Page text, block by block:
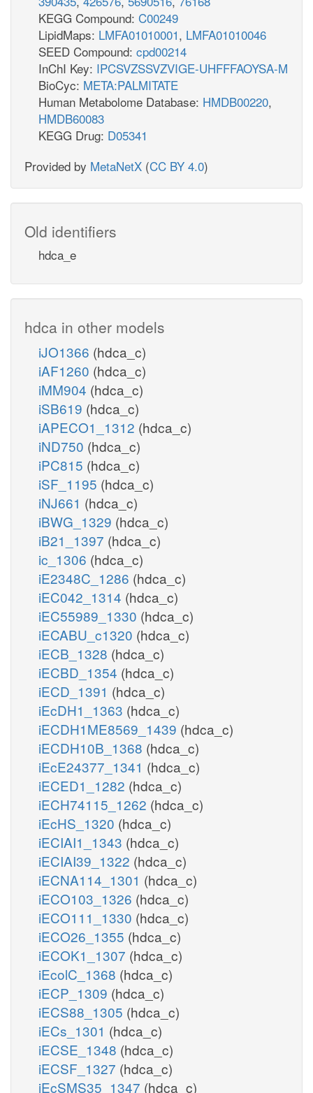
KEGG Compound: C00249
LipidMaps: LMFA01010001, LMFA01010046
SEED Compound: cpd00214
InChI Key: IPCSVZSSVZVIGE-UHFFFAOYSA-M
BioCyc: META:PALMITATE
Human Metabolome Database: HMDB00220,
HMDB60083
KEGG Drug: D05341
Provided by MetaNetX (CC BY 4.0)
Old identifiers
hdca_e
hdca in other models
iJO1366 (hdca_c)
iAF1260 (hdca_c)
iMM904 (hdca_c)
iSB619 (hdca_c)
iAPECO1_1312 (hdca_c)
iND750 (hdca_c)
iPC815 (hdca_c)
iSF_1195 (hdca_c)
iNJ661 (hdca_c)
iBWG_1329 (hdca_c)
iB21_1397 (hdca_c)
ic_1306 (hdca_c)
iE2348C_1286 (hdca_c)
iEC042_1314 (hdca_c)
iEC55989_1330 (hdca_c)
iECABU_c1320 (hdca_c)
iECB_1328 (hdca_c)
iECBD_1354 (hdca_c)
iECD_1391 (hdca_c)
iEcDH1_1363 (hdca_c)
iECDH1ME8569_1439 (hdca_c)
iECDH10B_1368 (hdca_c)
iEcE24377_1341 (hdca_c)
iECED1_1282 (hdca_c)
iECH74115_1262 (hdca_c)
iEcHS_1320 (hdca_c)
iECIAI1_1343 (hdca_c)
iECIAI39_1322 (hdca_c)
iECNA114_1301 (hdca_c)
iECO103_1326 (hdca_c)
iECO111_1330 (hdca_c)
iECO26_1355 (hdca_c)
iECOK1_1307 (hdca_c)
iEcolC_1368 (hdca_c)
iECP_1309 (hdca_c)
iECS88_1305 (hdca_c)
iECs_1301 (hdca_c)
iECSE_1348 (hdca_c)
iECSF_1327 (hdca_c)
iEcSMS35_1347 (hdca_c)